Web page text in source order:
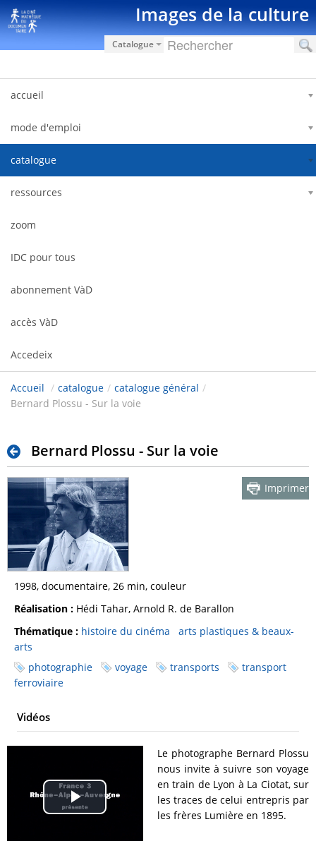
Salta al contigut Images de la culture
Catalogue
accueil
mode d'emploi
catalogue
ressources
zoom
IDC pour tous
abonnement VàD
accès VàD
Accedeix
Accueil / catalogue / catalogue général /
Bernard Plossu - Sur la voie
Bernard Plossu - Sur la voie
Imprimer
1998, documentaire, 26 min, couleur
Réalisation : Hédi Tahar, Arnold R. de Barallon
Thématique : histoire du cinéma
arts plastiques & beaux-
arts
photographie
voyage transports
transport
ferroviaire
Vidéos
Play
Le photographe Bernard Plossu
nous invite à suivre son voyage
en train de Lyon à La Ciotat, sur
les traces de celui entrepris par
les frères Lumière en 1895.